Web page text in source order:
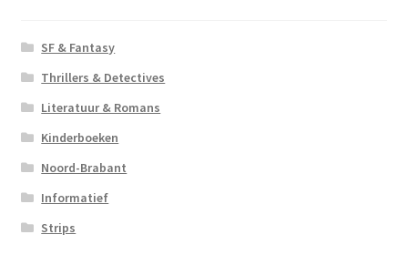
SF & Fantasy
Thrillers & Detectives
Literatuur & Romans
Kinderboeken
Noord-Brabant
Informatief
Strips